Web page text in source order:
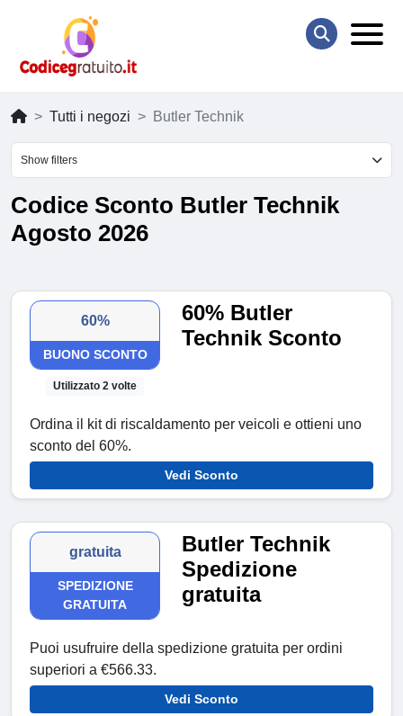
Tutti i negozi Butler Technik
Show filters
Codice Sconto Butler Technik
Agosto 2026
60%
BUONO SCONTO
Utilizzato 2 volte
60% Butler
Technik Sconto
Ordina il kit di riscaldamento per veicoli e ottieni uno
sconto del 60%.
Vedi Sconto
gratuita
SPEDIZIONE
GRATUITA
Butler Technik
Spedizione
gratuita
Puoi usufruire della spedizione gratuita per ordini
superiori a €566.33.
Vedi Sconto